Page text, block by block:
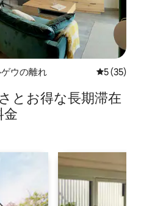
ウの離れ レビュー
5 (35)
とお⁠得⁠な長⁠期⁠滞⁠在
金